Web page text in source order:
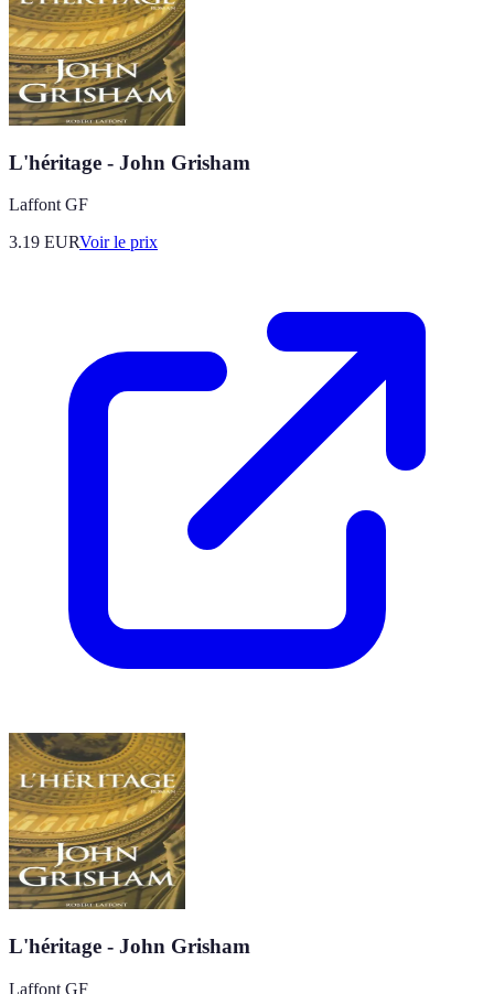
L'héritage - John Grisham
Laffont GF
3.19 EURVoir le prix
L'héritage - John Grisham
Laffont GF